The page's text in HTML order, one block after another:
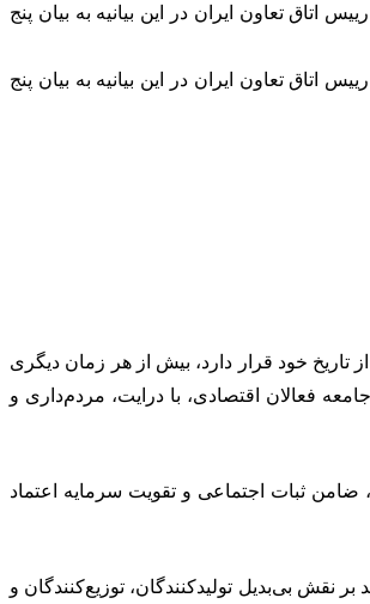
اتاق تعاون ایران در این بیانیه به بیان پنج
اتاق تعاون ایران در این بیانیه به بیان پنج
تاریخ خود قرار دارد، بیش از هر زمان دیگری
فعالان اقتصادی، با درایت، مردم‌داری و
ضامن ثبات اجتماعی و تقویت سرمایه اعتماد
نقش بی‌بدیل تولیدکنندگان، توزیع‌کنندگان و